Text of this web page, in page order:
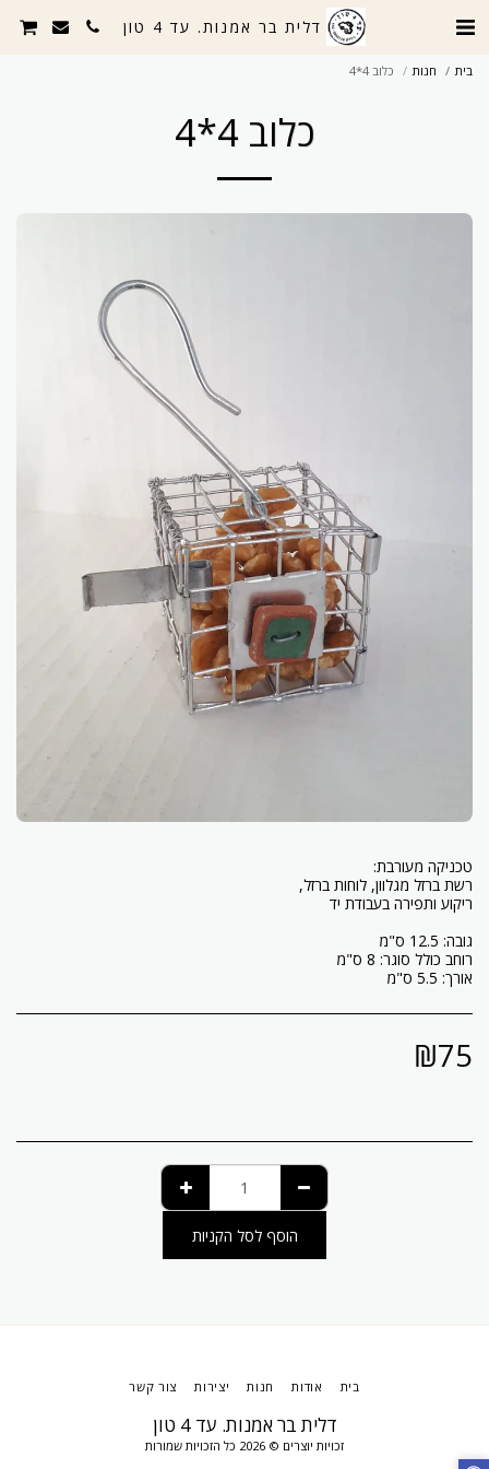
דלית בר אמנות. עד 4 טון
בית חנות כלוב 4*4
כלוב 4*4
אורך: 5.5 ס"מ
₪75
הוסף לסל הקניות
דלית בר אמנות. עד 4 טון
זכויות יוצרים © 2026 כל הזכויות שמורות
בית אודות חנות יצירות צור קשר